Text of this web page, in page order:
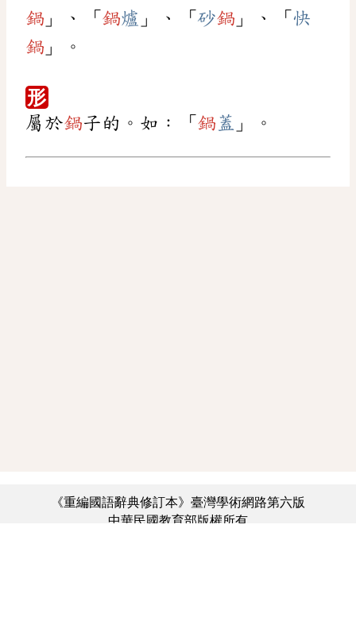
鍋 」、「 鍋爐 」、「 砂鍋 」、「 快
鍋 」。
形
屬於鍋子的。如：「 鍋 蓋 」。
《重編國語辭典修訂本》臺灣學術網路第六版
中華民國教育部版權所有